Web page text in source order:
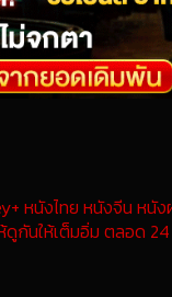
หนังไทย หนังจีน หนั
กันให้เต็มอิ่ม ตลอด